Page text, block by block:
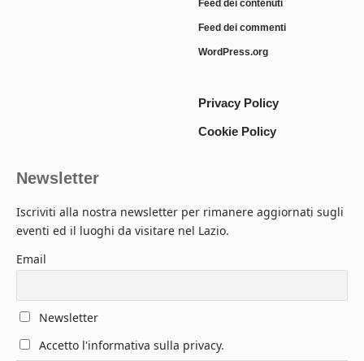
Feed dei contenuti
Feed dei commenti
WordPress.org
Privacy Policy
Cookie Policy
Newsletter
Iscriviti alla nostra newsletter per rimanere aggiornati sugli
eventi ed il luoghi da visitare nel Lazio.
Email
Newsletter
Accetto l'informativa sulla privacy.